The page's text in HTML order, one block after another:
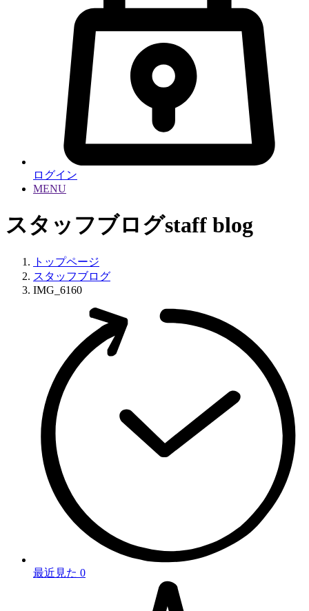
ログイン
MENU
スタッフブログstaff blog
トップページ
スタッフブログ
IMG_6160
最近見た 0